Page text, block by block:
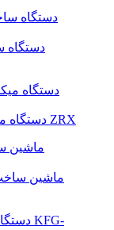
دستگاه میکسر امولسیون کننده خلاء سری ZRX